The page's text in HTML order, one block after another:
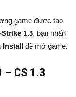
game được tạo
1.3, bạn nhấn
Install để mở game.
– CS 1.3